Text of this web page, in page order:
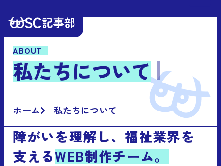
ABOUT
私たちについて
ホーム 私たちについて
障がいを理解し、福祉業界を
支えるWEB制作チーム。